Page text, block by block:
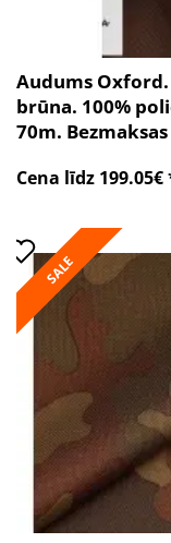
Audums Oxford.
brūna. 100%
70m.
Cena līdz 199.05€
SALE